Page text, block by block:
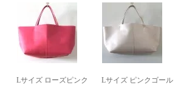
Lサイズ ローズピンク
Lサイズ ピンクゴール